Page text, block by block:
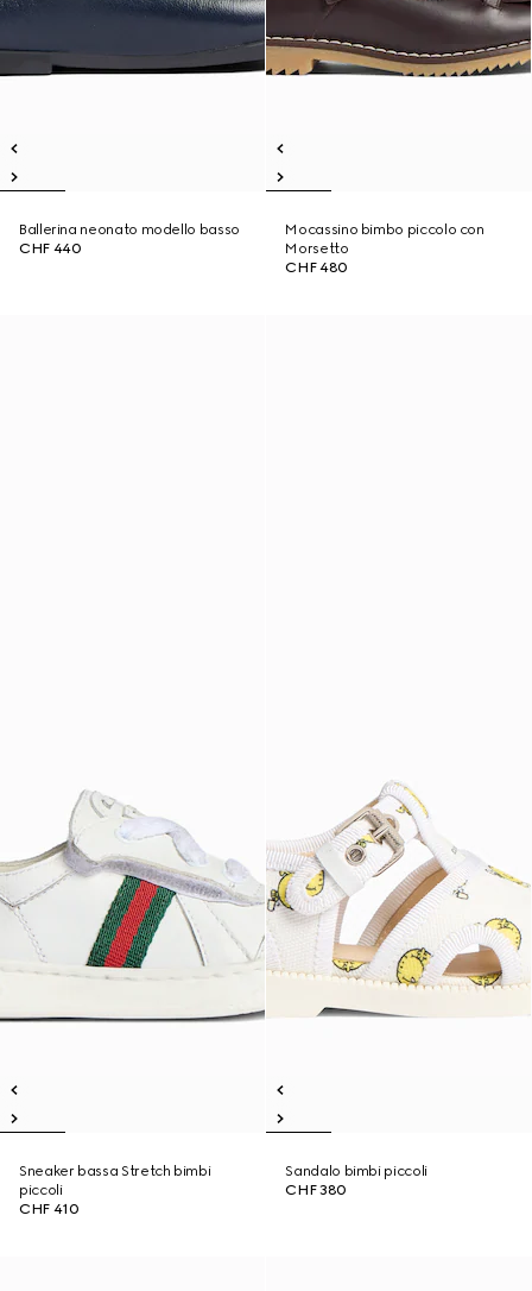
Ballerina neonato modello basso
CHF 440
Mocassino bimbo piccolo con
Morsetto
CHF 480
Sneaker bassa Stretch bimbi
piccoli
CHF 410
Sandalo bimbi piccoli
CHF 380